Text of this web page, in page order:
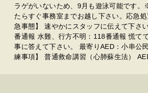
ラゲがいないため、9月も遊泳可能です
たらすぐ事務室までお越し下さい。応急
急事態】 速やかにスタッフに伝えて下さ
番通報 水難、行方不明：118番通報 慌て
事に答えて下さい。 最寄りAED：小串公
練事項】 普通救命講習（心肺蘇生法）